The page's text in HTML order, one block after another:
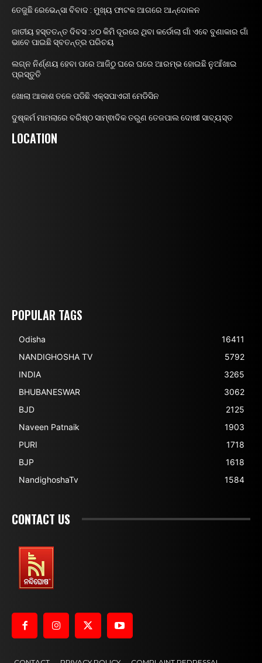
ତେଜୁଛି ରେଭେନ୍ସା ବିବାଦ : ମୁଖ୍ୟ ଫାଟକ ଆଗରେ ଆନ୍ଦୋଳନ
ଜାତୀୟ ହସ୍ତତନ୍ତ ଦିବସ :୪୦ କିମି ଦୂରରେ ଥିବା କର୍ଡୋଲା ଗାଁ ଏବେ ବୁଣାକାର ଗାଁ
ଭାବେ ପାଇଛି ସ୍ବତନ୍ତ୍ର ପରିଚୟ
ଲଗ୍ନ ନିର୍ଣ୍ଣୟ ହେବା ପରେ ଆଜିଠୁ ଘରେ ଘରେ ଆରମ୍ଭ ହୋଇଛି ନୁଆଁଖାଇ
ପ୍ରସ୍ତୁତି
ଖୋଲା ଆକାଶ ତଳେ ପଡିଛି ଏକ୍ସପାଏରୀ ମେଡିସିନ
ଦୁଷ୍କର୍ମ ମାମଲାରେ ବରିଷ୍ଠ ସାମ୍ଵାଦିକ ତରୁଣ ତେଜପାଲ ଦୋଷୀ ସାବ୍ୟସ୍ତ
LOCATION
POPULAR TAGS
Odisha
16411
NANDIGHOSHA TV
5792
INDIA
3265
BHUBANESWAR
3062
BJD
2125
Naveen Patnaik
1903
PURI
1718
BJP
1618
NandighoshaTv
1584
CONTACT US